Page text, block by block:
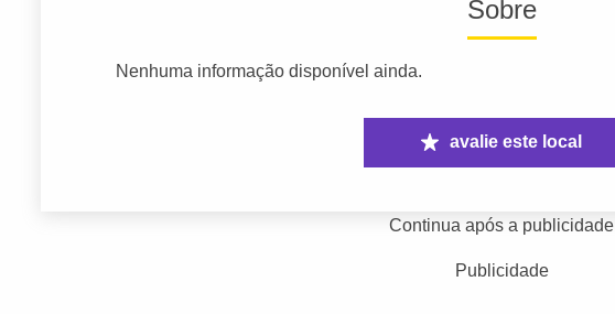
Sobre
Nenhuma informação disponível ainda.
avalie este local
Continua após a publicidade
Publicidade